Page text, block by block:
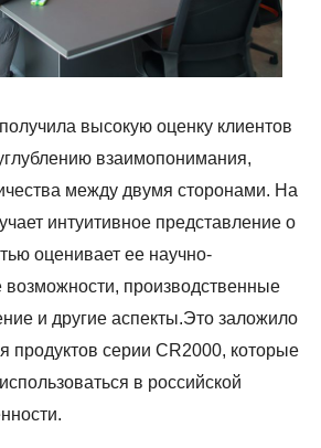
высокую оценку клиентов
взаимопонимания,
между двумя сторонами. На
интуитивное представление о
оценивает ее научно-
возможности, производственные
и другие аспекты.Это заложило
продуктов серии CR2000, которые
в российской